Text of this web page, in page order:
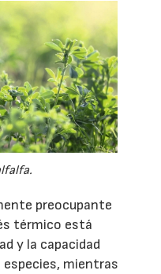
preocupante
térmico está
y la capacidad
mientras